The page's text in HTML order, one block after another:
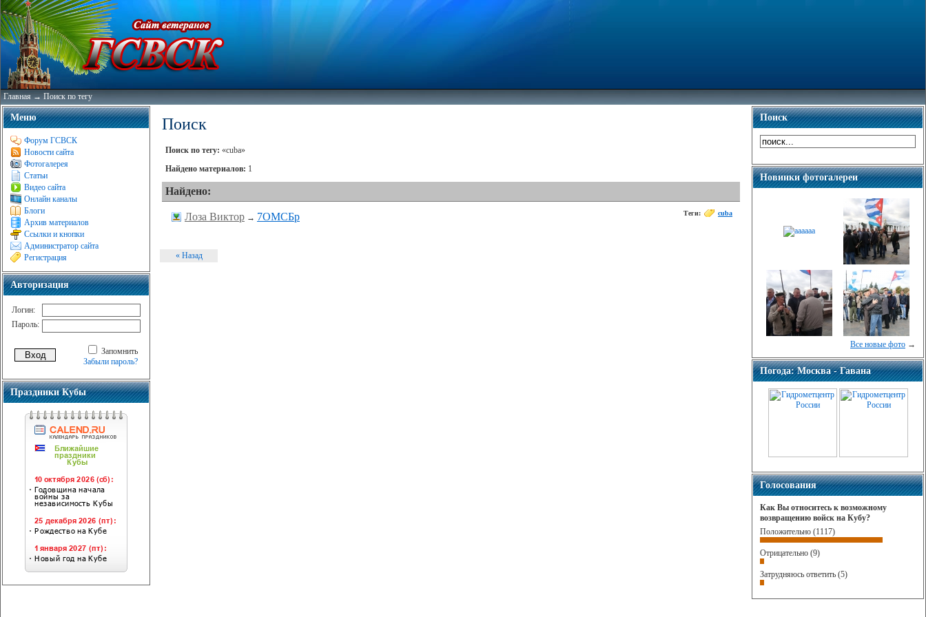
Главная→Поиск по тегу
Меню
Форум ГСВСК
Новости сайта
Фотогалерея
Статьи
Видео сайта
Онлайн каналы
Блоги
Архив материалов
Ссылки и кнопки
Администратор сайта
Регистрация
Авторизация
Логин:
Пароль:
Запомнить
Забыли пароль?
Праздники Кубы
Поиск
Поиск по тегу: «cuba»
Найдено материалов: 1
Найдено:
Лоза Виктор → 7ОМСБр Теги: cuba
« Назад
Поиск
Новинки фотогалереи
Все новые фото →
Погода: Москва - Гавана
Голосования
Как Вы относитесь к возможному
возвращению войск на Кубу?
Положительно (1117)
Отрицательно (9)
Затрудняюсь ответить (5)